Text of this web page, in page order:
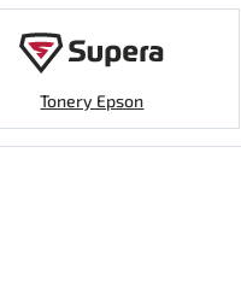
Tonery Epson